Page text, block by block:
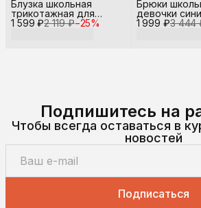
1 599 ₽2 119 ₽−25%
Блузка школьная
трикотажная для
девочки
1 999 ₽3 444
Брюки
девочки
Подпишитесь на
Чтобы всегда оставаться в
новостей
Подписаться